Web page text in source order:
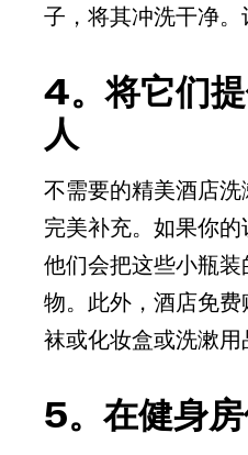
子，将其冲洗干净
4。将它们
人
不需要的精美酒店
完美补充。如果你的
他们会把这些小瓶
物。此外，酒店免
袜或化妆盒或洗漱用
5。在健身